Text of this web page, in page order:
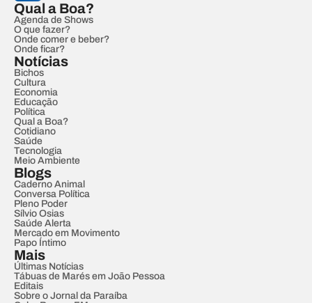
Qual a Boa?
Agenda de Shows
O que fazer?
Onde comer e beber?
Onde ficar?
Notícias
Bichos
Cultura
Economia
Educação
Política
Qual a Boa?
Cotidiano
Saúde
Tecnologia
Meio Ambiente
Blogs
Caderno Animal
Conversa Política
Pleno Poder
Sílvio Osias
Saúde Alerta
Mercado em Movimento
Papo Íntimo
Mais
Últimas Notícias
Tábuas de Marés em João Pessoa
Editais
Sobre o Jornal da Paraíba